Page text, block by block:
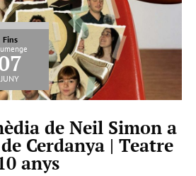
Fins
juny
de Neil Simon a
Cerdanya | Teatre
anys